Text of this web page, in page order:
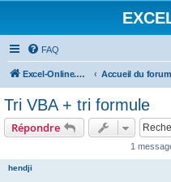
FAQ
Excel-Online.net Accueil du forum
Tri VBA + tri formule
Répondre
1
hendji